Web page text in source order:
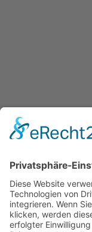
Das